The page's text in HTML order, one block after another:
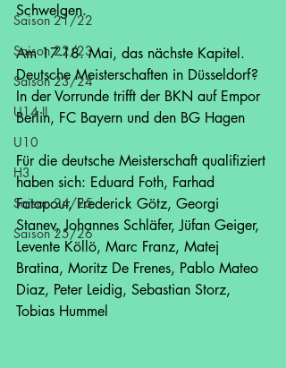
Saison 21/22
Saison 22/23
Saison 23/24
U14 II
U10
H3
Saison 24/25
Saison 25/26
Schwelgen.
Am 17-18. Mai, das nächste Kapitel.
Deutsche Meisterschaften in Düsseldorf?
In der Vorrunde trifft der BKN auf Empor
Berlin, FC Bayern und den BG Hagen
Für die deutsche Meisterschaft qualifiziert
haben sich: Eduard Foth, Farhad
Fatapour, Frederick Götz, Georgi
Stanev, Johannes Schläfer, Jüfan Geiger,
Levente Köllö, Marc Franz, Matej
Bratina, Moritz De Frenes, Pablo Mateo
Diaz, Peter Leidig, Sebastian Storz,
Tobias Hummel